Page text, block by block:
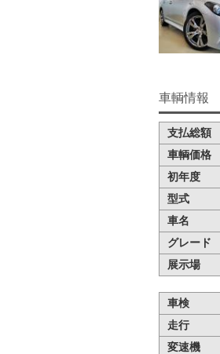
車輌情報
支払総額
車輌価格
初年度
型式
車名
グレード
展示場
車検
走行
変速機